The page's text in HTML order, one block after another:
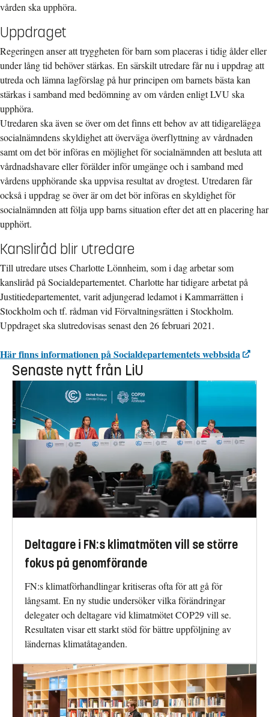
vården ska upphöra.
Uppdraget
Regeringen anser att tryggheten för barn som placeras i tidig ålder eller
under lång tid behöver stärkas. En särskilt utredare får nu i uppdrag att
utreda och lämna lagförslag på hur principen om barnets bästa kan
stärkas i samband med bedömning av om vården enligt LVU ska
upphöra.
Utredaren ska även se över om det finns ett behov av att tidigarelägga
socialnämndens skyldighet att överväga överflyttning av vårdnaden
samt om det bör införas en möjlighet för socialnämnden att besluta att
vårdnadshavare eller förälder inför umgänge och i samband med
vårdens upphörande ska uppvisa resultat av drogtest. Utredaren får
också i uppdrag se över är om det bör införas en skyldighet för
socialnämnden att följa upp barns situation efter det att en placering har
upphört.
Kansliråd blir utredare
Till utredare utses Charlotte Lönnheim, som i dag arbetar som
kansliråd på Socialdepartementet. Charlotte har tidigare arbetat på
Justitiedepartementet, varit adjungerad ledamot i Kammarrätten i
Stockholm och tf. rådman vid Förvaltningsrätten i Stockholm.
Uppdraget ska slutredovisas senast den 26 februari 2021.
Här finns informationen på Socialdepartementets webbsida
Senaste nytt från LiU
Deltagare i FN:s klimatmöten vill se större
fokus på genomförande
FN:s klimatförhandlingar kritiseras ofta för att gå för
långsamt. En ny studie undersöker vilka förändringar
delegater och deltagare vid klimatmötet COP29 vill se.
Resultaten visar ett starkt stöd för bättre uppföljning av
ländernas klimatåtaganden.